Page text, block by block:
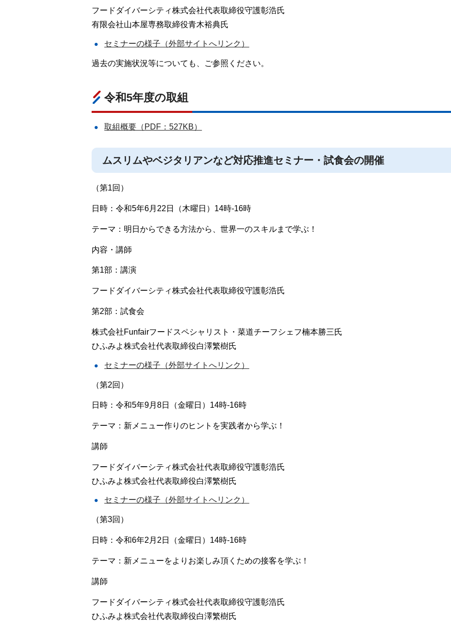
フードダイバーシティ株式会社代表取締役守護彰浩氏
有限会社山本屋専務取締役青木裕典氏
セミナーの様子（外部サイトへリンク）
過去の実施状況等についても、ご参照ください。
令和5年度の取組
取組概要（PDF：527KB）
ムスリムやベジタリアンなど対応推進セミナー・試食会の開催
（第1回）
日時：令和5年6月22日（木曜日）14時-16時
テーマ：明日からできる方法から、世界一のスキルまで学ぶ！
内容・講師
第1部：講演
フードダイバーシティ株式会社代表取締役守護彰浩氏
第2部：試食会
株式会社Funfairフードスペシャリスト・菜道チーフシェフ楠本勝三氏
ひふみよ株式会社代表取締役白澤繁樹氏
セミナーの様子（外部サイトへリンク）
（第2回）
日時：令和5年9月8日（金曜日）14時-16時
テーマ：新メニュー作りのヒントを実践者から学ぶ！
講師
フードダイバーシティ株式会社代表取締役守護彰浩氏
ひふみよ株式会社代表取締役白澤繁樹氏
セミナーの様子（外部サイトへリンク）
（第3回）
日時：令和6年2月2日（金曜日）14時-16時
テーマ：新メニューをよりお楽しみ頂くための接客を学ぶ！
講師
フードダイバーシティ株式会社代表取締役守護彰浩氏
ひふみよ株式会社代表取締役白澤繁樹氏